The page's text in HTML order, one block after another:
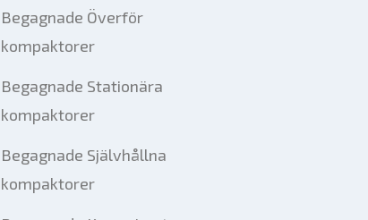
Begagnade Överför
kompaktorer
Begagnade Stationära
kompaktorer
Begagnade Självhållna
kompaktorer